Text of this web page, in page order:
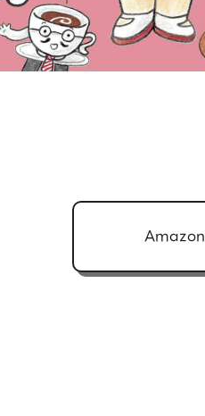
Amazon